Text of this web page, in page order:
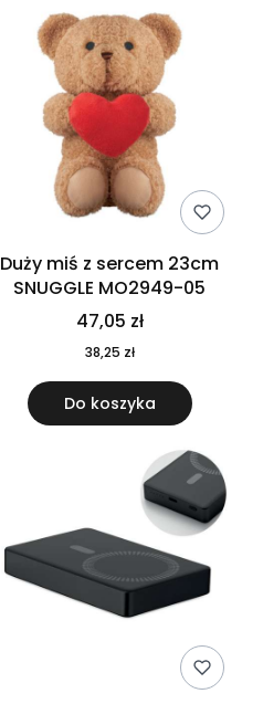
Duży miś z sercem 23cm
SNUGGLE MO2949-05
47,05 zł
38,25 zł
Do koszyka